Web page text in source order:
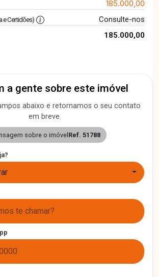
185.000,00
e Certidões)
Consulte-nos
185.000,00
a gente sobre este imóvel
abaixo e retornamos o seu contato
em breve.
sobre o imóvelRef. 51788